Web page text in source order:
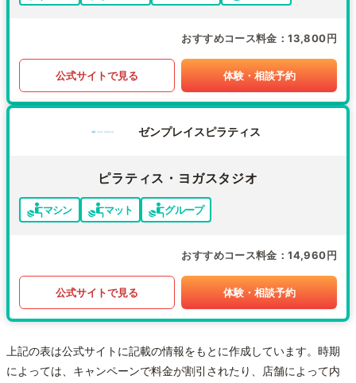
おすすめコース料金 13,800円
公式サイトで見る 体験・相談予約
ゼンプレイスピラティス
ピラティス・ヨガスタジオ
マシン マット グループ
おすすめコース料金 14,960円
公式サイトで見る 体験・相談予約
上記の表は公式サイトに記載の情報をもとに作成しています。時期
によっては、キャンペーンで料金が割引されたり、店舗によって内